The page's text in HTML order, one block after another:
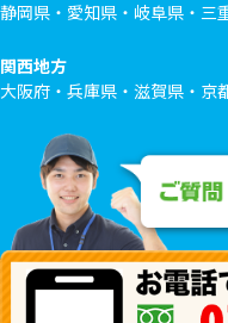
静岡県・愛知県・岐阜県・三
関西地方
大阪府・兵庫県・滋賀県・京